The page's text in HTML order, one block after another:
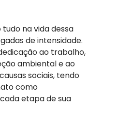
na vida dessa
de intensidade.
ao trabalho,
ambiental e ao
sociais, tendo
como
etapa de sua